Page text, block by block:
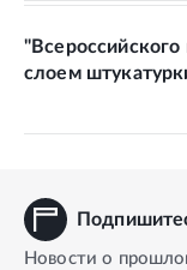
слоем
Новости о